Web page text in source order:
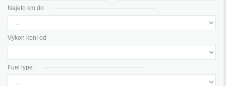
Najeto km do
Výkon koní od
Fuel type